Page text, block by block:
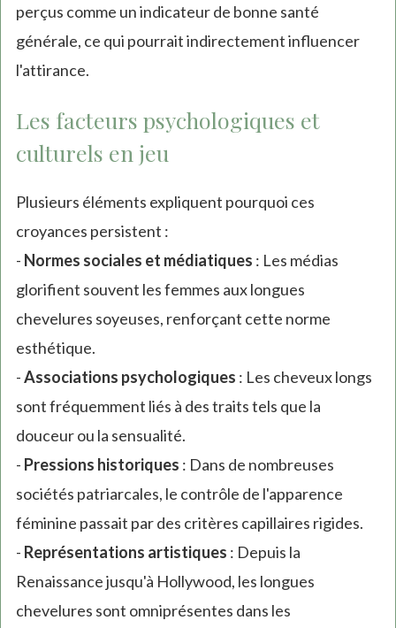
perçus comme un indicateur de bonne santé
générale, ce qui pourrait indirectement influencer
l'attirance.
Les facteurs psychologiques et
culturels en jeu
Plusieurs éléments expliquent pourquoi ces
croyances persistent :
- Normes sociales et médiatiques : Les médias
glorifient souvent les femmes aux longues
chevelures soyeuses, renforçant cette norme
esthétique.
-Associations psychologiques : Les cheveux longs
sont fréquemment liés à des traits tels que la
douceur ou la sensualité.
- Pressions historiques : Dans de nombreuses
sociétés patriarcales, le contrôle de l'apparence
féminine passait par des critères capillaires rigides.
- Représentations artistiques : Depuis la
Renaissance jusqu'à Hollywood, les longues
chevelures sont omniprésentes dans les